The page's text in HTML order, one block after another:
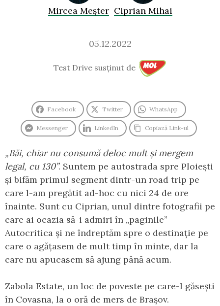
Mircea Meșter Ciprian Mihai
05.12.2022
Test Drive susținut de
Facebook Twitter WhatsApp
Messenger LinkedIn Copiază Link-ul
„Băi, chiar nu consumă deloc mult și mergem
legal, cu 130”. Suntem pe autostrada spre Ploiești
și bifăm primul segment dintr-un road trip pe
care l-am pregătit ad-hoc cu nici 24 de ore
înainte. Sunt cu Ciprian, unul dintre fotografii pe
care ai ocazia să-i admiri în „paginile”
Autocritica și ne îndreptăm spre o destinație pe
care o agățasem de mult timp în minte, dar la
care nu apucasem să ajung până acum.
Zabola Estate, un loc de poveste pe care-l găsești
în Covasna, la o oră de mers de Brașov.